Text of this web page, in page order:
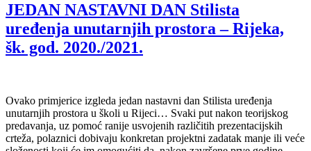
JEDAN NASTAVNI DAN Stilista
uređenja unutarnjih prostora – Rijeka,
šk. god. 2020./2021.
Ovako primjerice izgleda jedan nastavni dan Stilista uređenja
unutarnjih prostora u školi u Rijeci… Svaki put nakon teorijskog
predavanja, uz pomoć ranije usvojenih različitih prezentacijskih
crteža, polaznici dobivaju konkretan projektni zadatak manje ili veće